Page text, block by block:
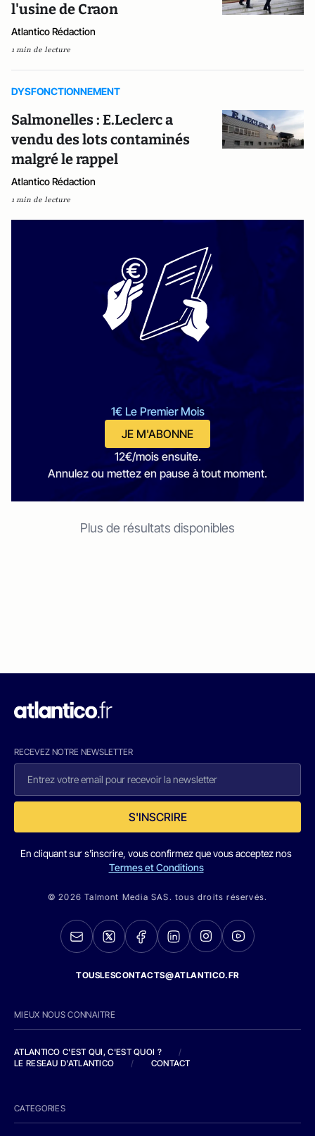
l'usine de Craon
Atlantico Rédaction
1 min de lecture
DYSFONCTIONNEMENT
Salmonelles : E.Leclerc a
vendu des lots contaminés
malgré le rappel
Atlantico Rédaction
1 min de lecture
1€ Le Premier Mois
JE M'ABONNE
12€/mois ensuite.
Annulez ou mettez en pause à tout moment.
Plus de résultats disponibles
RECEVEZ NOTRE NEWSLETTER
S'INSCRIRE
En cliquant sur s'inscrire, vous confirmez que vous acceptez nos
Termes et Conditions
© 2026 Talmont Media SAS. tous droits réservés.
TOUSLESCONTACTS@ATLANTICO.FR
MIEUX NOUS CONNAITRE
ATLANTICO C'EST QUI, C'EST QUOI ?
/
LE RESEAU D'ATLANTICO
/ CONTACT
CATEGORIES